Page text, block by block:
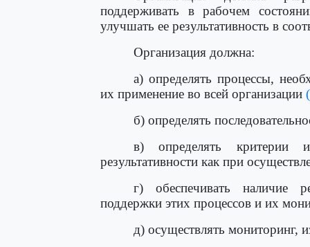
поддерживать в рабочем
улучшать ее результативность в
Организация должна:
а) определять процессы,
их применение во всей организации
б) определять
в) определять критерии
результативности как при
г) обеспечивать наличие
поддержки этих процессов и их
д) осуществлять мониторинг,